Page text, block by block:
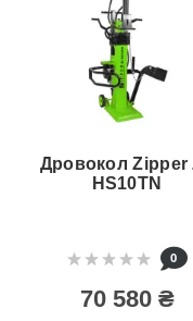
Дровокол Zipper
HS10TN
0
70 580 ₴